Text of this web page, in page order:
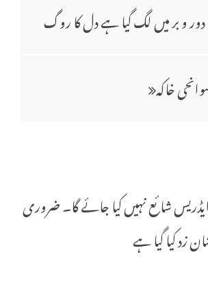
و بر میں لگ گیا ہے دل کا روگ
خاکہ
شائع نہیں کیا جائے گا۔ضروری
زد کیا گیا ہے